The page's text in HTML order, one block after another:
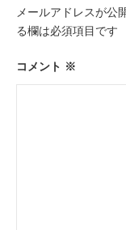
ー
シ
ョ
ン
メールアドレスが公
る欄は必須項目です
コメント ※